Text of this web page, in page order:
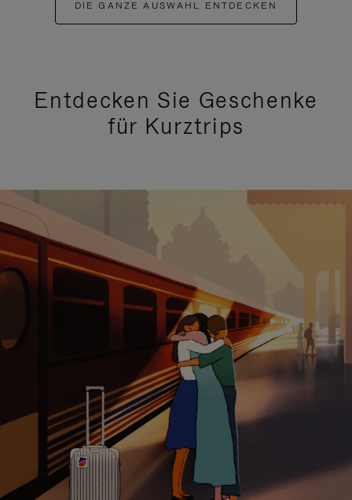
DIE GANZE AUSWAHL ENTDECKEN
Entdecken Sie Geschenke
für Kurztrips